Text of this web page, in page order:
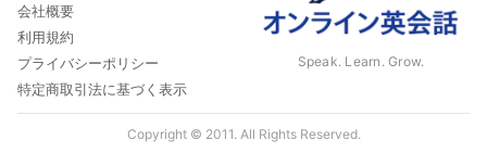
会社概要
利用規約
プライバシーポリシー
特定商取引法に基づく表示
Speak. Learn. Grow.
Copyright © 2011. All Rights Reserved.